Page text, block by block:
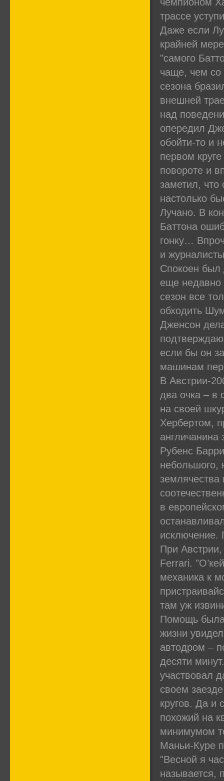
трассе
Даже если
крайней
"самого
чаще, чем со
сезона
внешней
над
опередил
обойти-то и
первом
повороте и
заметил, что
настолько
Лучано. В
Баттона
гонку…
и
Спокоен был
еще недавно
сезон все
обходить
Дженсон
если бы он
машинам
В Австрии-
два очка – в
на своей
Хербертом,
Рубенс
небольшого,
в
исключение.
При
Ferrari.
механика к
там уж
Помощь была
жизни
автодром –
десяти
участвовал
своем
кругов. Да и
похожий на
минимумом
Маньи-Куре
"Весной я
называется,